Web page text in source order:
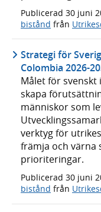
Publicerad 30 juni
bistånd från
Strategi för
Colombia 2026-
Målet för
skapa
människor som
verktyg för
främja och värna
prioriteringar.
Publicerad 30 juni
bistånd från